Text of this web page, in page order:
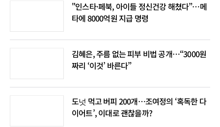
"인스타·페북, 아이들 정신건강 해쳤다”…메
타에 8000억원 지급 명령
김혜은, 주름 없는 피부 비법 공개…“3000원
짜리 ‘이것’ 바른다”
도넛 먹고 버피 200개…조여정의 ‘혹독한 다
이어트’, 이대로 괜찮을까?